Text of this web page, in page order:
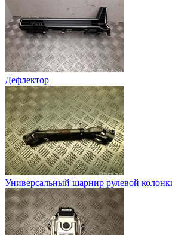
Дефлектор
Универсальный шарнир рулевой